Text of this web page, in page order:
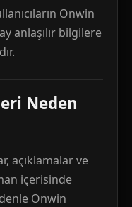
Onwin
anlaşılır bilgilere
Neden
açıklamalar ve
içerisinde
Onwin